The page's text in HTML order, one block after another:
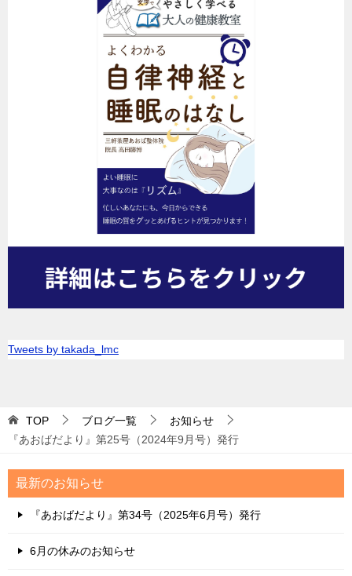
Tweets by takada_lmc
TOP ブログ一覧
お知らせ
『あおばだより』第25号（2024年9月号）発行
最新のお知らせ
『あおばだより』第34号（2025年6月号）発行
6月の休みのお知らせ